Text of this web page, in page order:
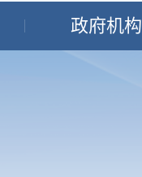
政府机构